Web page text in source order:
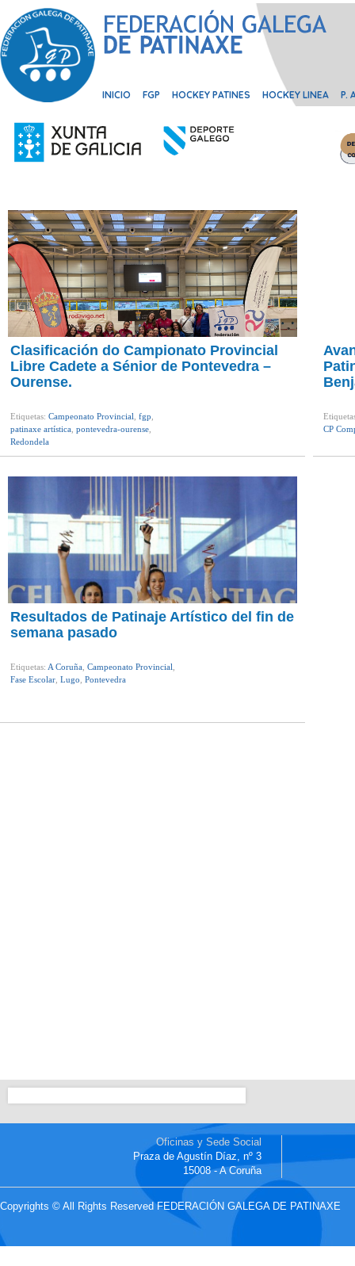
INICIO FGP HOCKEY PATINES HOCKEY LINEA P.
Clasificación do Campionato Provincial
Libre Cadete a Sénior de Pontevedra –
Ourense.
Etiquetas: Campeonato Provincial fgp
patinaxe artística pontevedra-ourense
Redondela
CP
Resultados de Patinaje Artístico del fin de
semana pasado
Etiquetas: A Coruña Campeonato Provincial
Fase Escolar Lugo Pontevedra
Oficinas y Sede Social
Praza de Agustín Díaz, nº 3
15008 - A Coruña
Copyrights © All Rights Reserved FEDERACIÓN GALEGA DE PATINAXE